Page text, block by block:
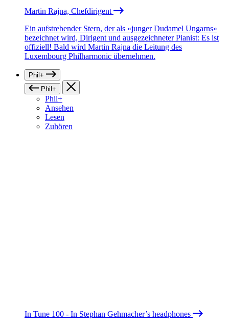
Martin Rajna, Chefdirigent
Ein aufstrebender Stern, der als «junger Dudamel Ungarns»
bezeichnet wird, Dirigent und ausgezeichneter Pianist: Es ist
offiziell! Bald wird Martin Rajna die Leitung des
Luxembourg Philharmonic übernehmen.
Phil+
Phil+
Phil+
Ansehen
Lesen
Zuhören
In Tune 100 - In Stephan Gehmacher’s headphones